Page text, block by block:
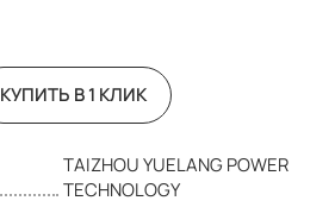
TAIZHOU YUELANG POWER
TECHNOLOGY
КУПИТЬ В 1 КЛИК